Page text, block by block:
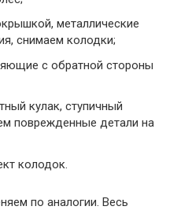
металлические
снимаем колодки;
с обратной стороны
кулак, ступичный
поврежденные детали на
колодок.
по аналогии. Весь